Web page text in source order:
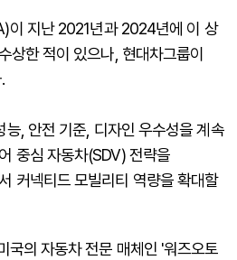
이 지난 2021년과 2024년에 이 상
상한 적이 있으나, 현대차그룹이
능, 안전 기준, 디자인 우수성을 계속
중심 자동차(SDV) 전략을
커넥티드 모빌리티 역량을 확대할
의 자동차 전문 매체인 '워즈오토